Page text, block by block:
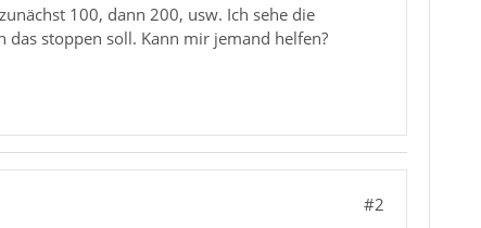
100, dann 200, usw. Ich sehe die
stoppen soll. Kann mir jemand helfen?
#2